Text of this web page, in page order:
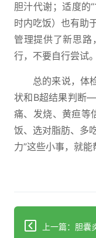
胆汁代谢；适度的
时内吃饭）也有助
管理提供了新思路
行，不要自行尝试。
总的来说，体
状和B超结果判断
痛、发烧、黄疸等
饭、选对脂肪、多
力”这些小事，就能